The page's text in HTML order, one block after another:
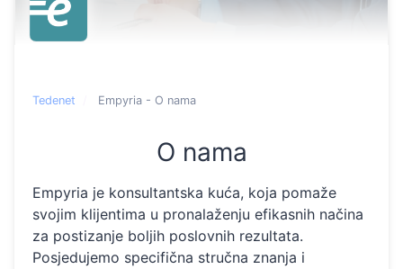
Tedenet Empyria - O nama
O nama
Empyria je konsultantska kuća, koja pomaže
svojim klijentima u pronalaženju efikasnih načina
za postizanje boljih poslovnih rezultata.
Posjedujemo specifična stručna znanja i